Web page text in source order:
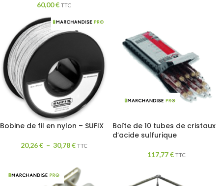
60,00€ TTC
Bobine de fil en nylon – SUFIX
20,26€ – 30,78€ TTC
Boîte de 10 tubes de cristaux
d’acide sulfurique
117,77€ TTC